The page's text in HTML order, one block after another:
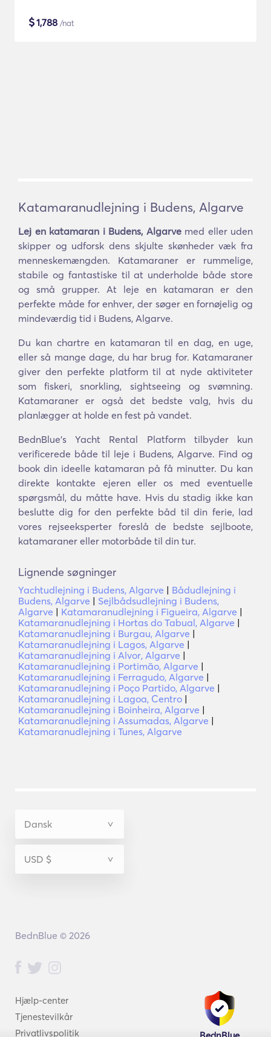
$1,788 /nat
Katamaranudlejning i Budens, Algarve
Lej en katamaran i Budens, Algarvemed eller uden
skipper og udforsk dens skjulte skønheder væk fra
menneskemængden. Katamaraner er rummelige,
stabile og fantastiske til at underholde både store
og små grupper. At leje en katamaran er den
perfekte måde for enhver, der søger en fornøjelig og
mindeværdig tid i Budens, Algarve.
Du kan chartre en katamaran til en dag, en uge,
eller så mange dage, du har brug for. Katamaraner
giver den perfekte platform til at nyde aktiviteter
som fiskeri, snorkling, sightseeing og svømning.
Katamaraner er også det bedste valg, hvis du
planlægger at holde en fest på vandet.
BednBlue's Yacht Rental Platform tilbyder kun
verificerede både til leje i Budens, Algarve. Find og
book din ideelle katamaran på få minutter. Du kan
direkte kontakte ejeren eller os med eventuelle
spørgsmål, du måtte have. Hvis du stadig ikke kan
beslutte dig for den perfekte båd til din ferie, lad
vores rejseeksperter foreslå de bedste sejlboote,
katamaraner eller motorbåde til din tur.
Lignende søgninger
Yachtudlejning i Budens, Algarve | Bådudlejning i
Budens, Algarve | Sejlbådsudlejning i Budens,
Algarve | Katamaranudlejning i Figueira, Algarve |
Katamaranudlejning i Hortas do Tabual, Algarve |
Katamaranudlejning i Burgau, Algarve |
Katamaranudlejning i Lagos, Algarve |
Katamaranudlejning i Alvor, Algarve |
Katamaranudlejning i Portimão, Algarve |
Katamaranudlejning i Ferragudo, Algarve |
Katamaranudlejning i Poço Partido, Algarve |
Katamaranudlejning i Lagoa, Centro |
Katamaranudlejning i Boinheira, Algarve |
Katamaranudlejning i Assumadas, Algarve |
Katamaranudlejning i Tunes, Algarve
Hjælp-center
Tjenestevilkår
Privatlivspolitik
BednBlue © 2026